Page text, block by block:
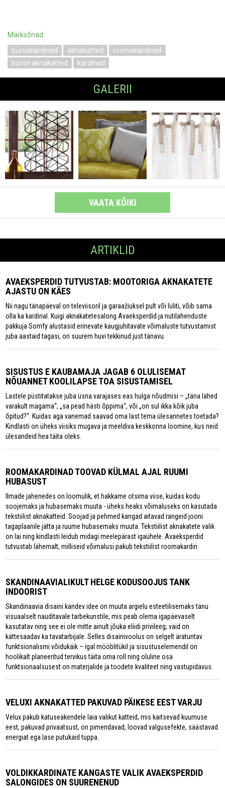
Märksõnad:
bürookardinad
aknakatted
roomakardinad
büroo aknakatted
kardinad
GALERII
VAATA KÕIKI
ARTIKLID
AVAEKSPERDID TUTVUSTAB: MOOTORIGA AKNAKATETE
AJASTU ON KÄES
Nii nagu tänapäeval on televiisoril ja garaažiuksel pult või lüliti, võib sama
olla ka kardinal. Kuigi aknakatetesalong Avaeksperdid ja nutilahenduste
pakkuja Somfy alustasid erinevate kaugjuhitavate võimaluste tutvustamist
juba aastaid tagasi, on suurem huvi tekkinud just tänavu.
SISUSTUS E KAUBAMAJA JAGAB 6 OLULISEMAT
NÕUANNET KOOLILAPSE TOA SISUSTAMISEL
Lastele püstitatakse juba üsna varajases eas hulga nõudmisi – „täna lähed
varakult magama“, „sa pead hästi õppima“, või „on sul ikka kõik juba
õpitud?“. Kuidas aga vanemad saavad oma last tema ülesannetes toetada?
Kindlasti on üheks viisiks mugava ja meeldiva keskkonna loomine, kus neid
ülesandeid hea täita oleks.
ROOMAKARDINAD TOOVAD KÜLMAL AJAL RUUMI
HUBASUST
Ilmade jahenedes on loomulik, et hakkame otsima viise, kuidas kodu
soojemaks ja hubasemaks muuta - üheks heaks võimaluseks on kasutada
tekstiilist aknakatteid. Soojad ja pehmed kangad aitavad rangeid jooni
tagaplaanile jätta ja ruume hubasemaks muuta. Tekstiilist aknakatete valik
on lai ning kindlasti leidub midagi meelepärast igaühele. Avaeksperdid
tutvustab lähemalt, milliseid võimalusi pakub tekstiilist roomakardin.
SKANDINAAVIALIKULT HELGE KODUSOOJUS TANK
INDOORIST
Skandinaavia disaini kandev idee on muuta argielu esteetilisemaks tänu
visuaalselt nauditavale tarbekunstile, mis peab olema igapäevaselt
kasutatav ning see ei ole mitte ainult jõuka eliidi privileeg, vaid on
kättesaadav ka tavatarbijale. Selles disainivoolus on selgelt äratuntav
funktsionalismi võidukäik – igal mööblitükil ja sisustuselemendil on
hoolikalt planeeritud tervikus täita oma roll ning oluline osa
funktsionaalsusest on materjalide ja toodete kvaliteet ning vastupidavus.
VELUXI AKNAKATTED PAKUVAD PÄIKESE EEST VARJU
Velux pakub katuseakendele laia valikut katteid, mis kaitsevad kuumuse
eest, pakuvad privaatsust, on pimendavad, loovad valgusefekte, säästavad
energiat ega lase putukaid tuppa.
VOLDIKKARDINATE KANGASTE VALIK AVAEKSPERDID
SALONGIDES ON SUURENENUD